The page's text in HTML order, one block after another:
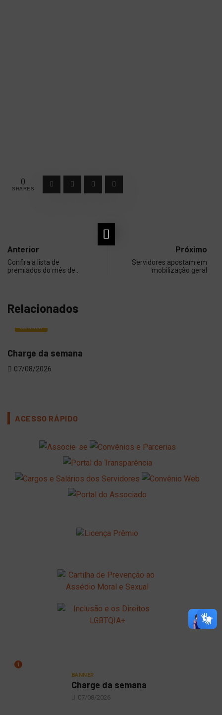
0
SHARES
Anterior
Confira a lista de
premiados do mês de…
Próximo
Servidores apostam em
mobilização geral
Relacionados
BANNER
Charge da semana
07/08/2026
ACESSO RÁPIDO
1
BANNER
Charge da semana
07/08/2026